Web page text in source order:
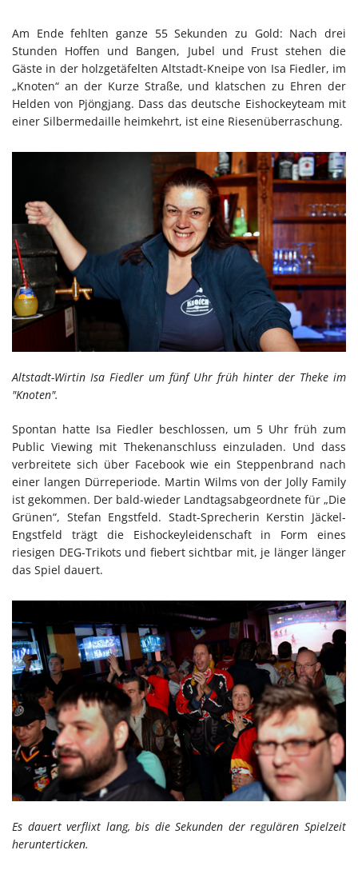
Am Ende fehlten ganze 55 Sekunden zu Gold: Nach drei
Stunden Hoffen und Bangen, Jubel und Frust stehen die
Gäste in der holzgetäfelten Altstadt-Kneipe von Isa Fiedler, im
„Knoten“ an der Kurze Straße, und klatschen zu Ehren der
Helden von Pjöngjang. Dass das deutsche Eishockeyteam mit
einer Silbermedaille heimkehrt, ist eine Riesenüberraschung.
Altstadt-Wirtin Isa Fiedler um fünf Uhr früh hinter der Theke im
"Knoten".
Spontan hatte Isa Fiedler beschlossen, um 5 Uhr früh zum
Public Viewing mit Thekenanschluss einzuladen. Und dass
verbreitete sich über Facebook wie ein Steppenbrand nach
einer langen Dürreperiode. Martin Wilms von der Jolly Family
ist gekommen. Der bald-wieder Landtagsabgeordnete für „Die
Grünen“, Stefan Engstfeld. Stadt-Sprecherin Kerstin Jäckel-
Engstfeld trägt die Eishockeyleidenschaft in Form eines
riesigen DEG-Trikots und fiebert sichtbar mit, je länger länger
das Spiel dauert.
Es dauert verflixt lang, bis die Sekunden der regulären Spielzeit
herunterticken.